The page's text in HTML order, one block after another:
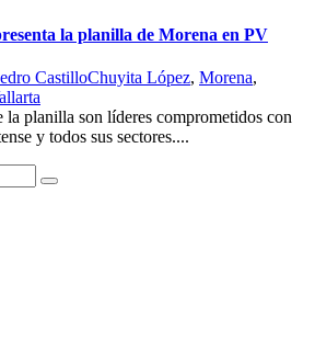
la planilla de Morena en PV
CastilloChuyita López, Morena,
la planilla son líderes comprometidos con
y todos sus sectores....